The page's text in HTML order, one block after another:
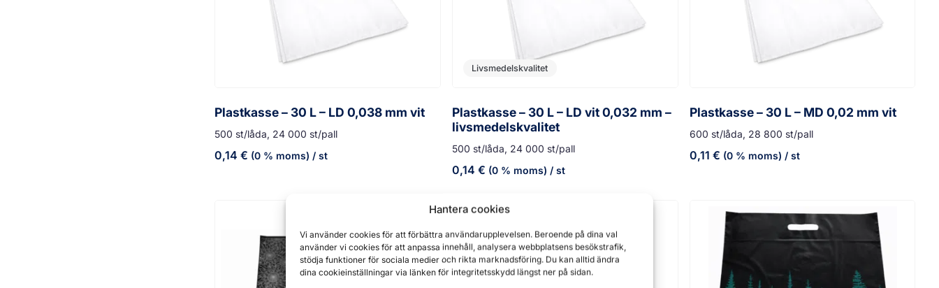
Hantera cookies
Vi använder cookies för att förbättra användarupplevelsen. Beroende på dina val
använder vi cookies för att anpassa innehåll, analysera webbplatsens besökstrafik,
stödja funktioner för sociala medier och rikta marknadsföring. Du kan alltid ändra
dina cookieinställningar via länken för integritetsskydd längst ner på sidan.
Plastkasse – 30 L – LD 0,038 mm vit
500 st/låda, 24 000 st/pall
0,14€ (0 % moms) / st
Livsmedelskvalitet
Plastkasse – 30 L – LD vit 0,032 mm –
livsmedelskvalitet
500 st/låda, 24 000 st/pall
0,14 € (0 % moms) / st
Plastkasse – 30 L – MD 0,02 mm vit
600 st/låda, 28 800 st/pall
0,11 € (0 % moms) / st